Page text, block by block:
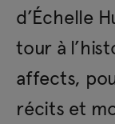
d’Échelle
tour à
affects,
récits et